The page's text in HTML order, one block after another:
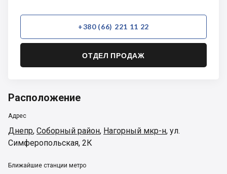
+380 (66) 221 11 22
ОТДЕЛ ПРОДАЖ
Расположение
Адрес
Днепр, Соборный район, Нагорный мкр-н, ул.
Симферопольская, 2К
Ближайшие станции метро